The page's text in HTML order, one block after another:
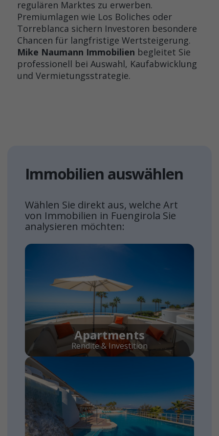
regulären Marktes zu erwerben.
Premiumlagen wie Los Boliches oder
Torreblanca sichern Investoren besondere
Chancen für langfristige Wertsteigerung.
Mike Naumann Immobilien begleitet Sie
professionell bei Auswahl, Kaufabwicklung
und Vermietungsstrategie.
Immobilien auswählen
Wählen Sie direkt aus, welche Art
von Immobilien in Fuengirola Sie
analysieren möchten:
Apartments
Rendite & Investition